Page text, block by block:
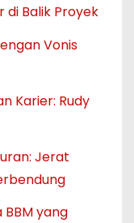
di Balik Proyek
Vonis
Karier: Rudy
Jerat
BBM yang